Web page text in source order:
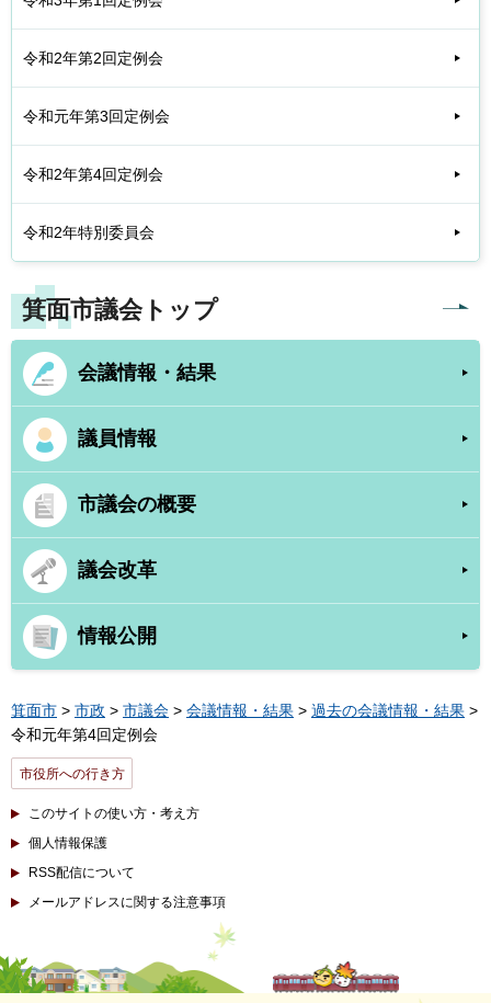
令和2年第2回定例会
令和元年第3回定例会
令和2年第4回定例会
令和2年特別委員会
箕面市議会トップ
会議情報・結果
議員情報
市議会の概要
議会改革
情報公開
箕面市 > 市政 > 市議会 > 会議情報・結果 > 過去の会議情報・結果 >
令和元年第4回定例会
市役所への行き方
このサイトの使い方・考え方
個人情報保護
RSS配信について
メールアドレスに関する注意事項